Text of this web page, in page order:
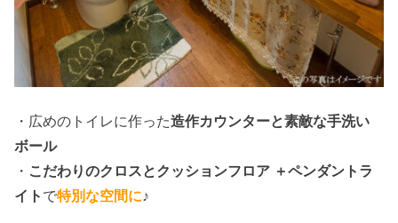
・広めのトイレに作った造作カウンターと素敵な手洗い
ボール
・ こだわりのクロスとクッションフロア ＋ペンダントラ
イト で特別な空間に♪